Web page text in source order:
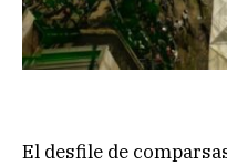
El desfile de